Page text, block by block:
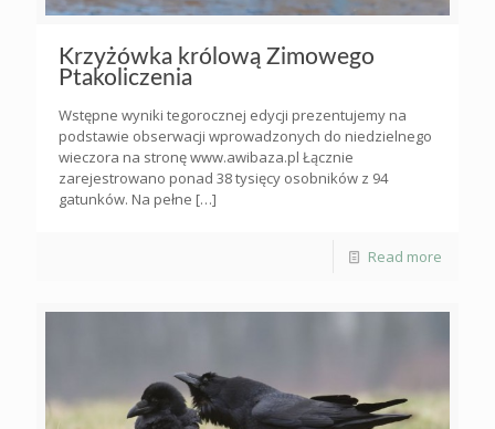
Krzyżówka królową Zimowego
Ptakoliczenia
Wstępne wyniki tegorocznej edycji prezentujemy na
podstawie obserwacji wprowadzonych do niedzielnego
wieczora na stronę www.awibaza.pl Łącznie
zarejestrowano ponad 38 tysięcy osobników z 94
gatunków. Na pełne […]
Read more